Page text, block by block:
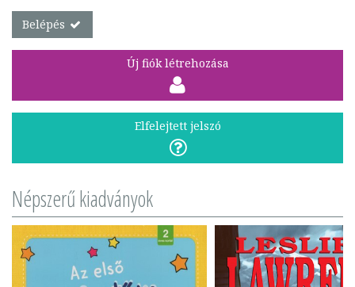
Belépés
Új fiók létrehozása
Elfelejtett jelszó
Népszerű kiadványok